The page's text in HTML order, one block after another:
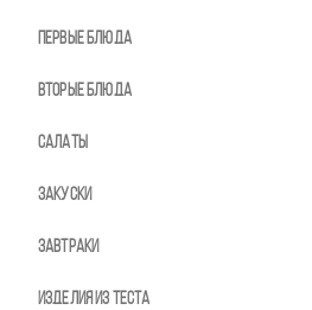
Первые блюда
Вторые блюда
Салаты
Закуски
Завтраки
Изделия из теста